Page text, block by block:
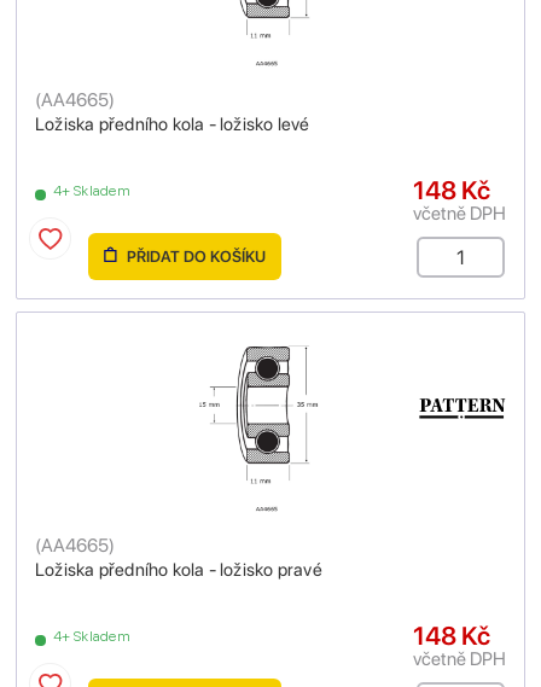
Ložiska předního kola - ložisko levé
(AA4665)
4+ Skladem 148 Kč
včetně DPH
PŘIDAT DO KOŠÍKU
Ložiska předního kola - ložisko pravé
(AA4665)
4+ Skladem 148 Kč
včetně DPH